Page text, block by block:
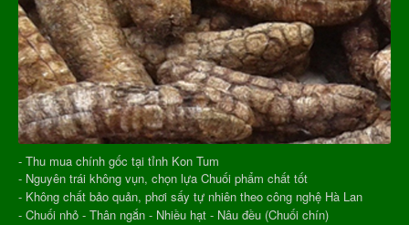
- Thu mua chính gốc tại tỉnh Kon Tum
- Nguyên trái không vụn, chọn lựa Chuối phẩm chất tốt
- Không chất bảo quản, phơi sấy tự nhiên theo công nghệ Hà Lan
- Chuối nhỏ - Thân ngắn - Nhiều hạt - Nâu đều (Chuối chín)